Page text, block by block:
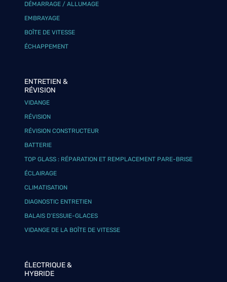
DÉMARRAGE / ALLUMAGE
EMBRAYAGE
BOÎTE DE VITESSE
ÉCHAPPEMENT
ENTRETIEN &
RÉVISION
VIDANGE
RÉVISION
RÉVISION CONSTRUCTEUR
BATTERIE
TOP GLASS : RÉPARATION ET REMPLACEMENT PARE-BRISE
ÉCLAIRAGE
CLIMATISATION
DIAGNOSTIC ENTRETIEN
BALAIS D’ESSUIE-GLACES
VIDANGE DE LA BOÎTE DE VITESSE
ÉLECTRIQUE &
HYBRIDE